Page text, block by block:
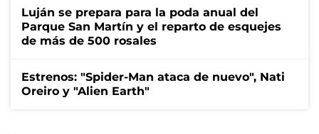
Luján se prepara para la poda anual del
Parque San Martín y el reparto de esquejes
de más de 500 rosales
Estrenos: "Spider-Man ataca de nuevo", Nati
Oreiro y "Alien Earth"